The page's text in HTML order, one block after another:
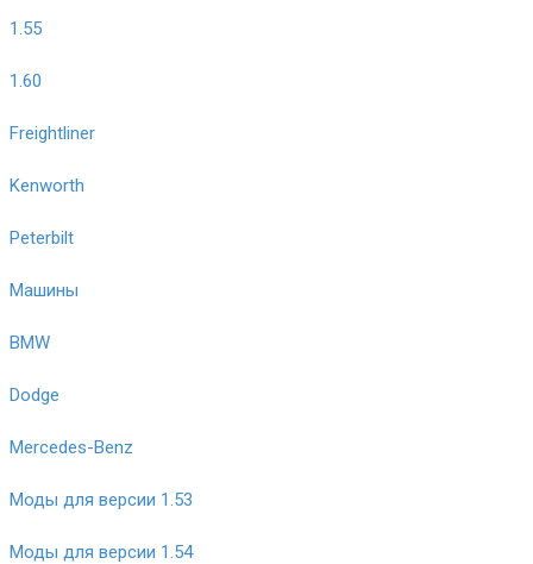
1.55
1.60
Freightliner
Kenworth
Peterbilt
Машины
BMW
Dodge
Mercedes-Benz
Моды для версии 1.53
Моды для версии 1.54